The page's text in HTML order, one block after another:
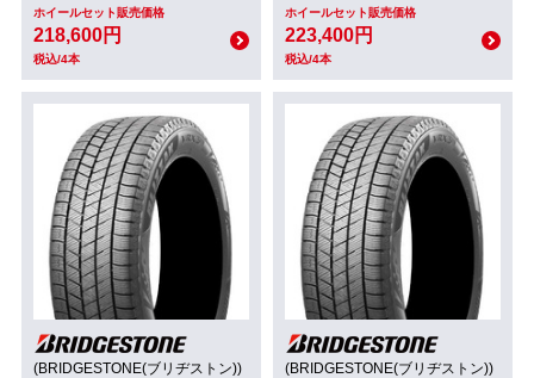
ホイールセット販売価格
218,600円
税込/4本
ホイールセット販売価格
223,400円
税込/4本
(BRIDGESTONE(ブリヂストン)) (BRIDGESTONE(ブリヂストン))